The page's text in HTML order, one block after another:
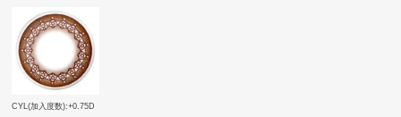
CYL(加入度数):+0.75D